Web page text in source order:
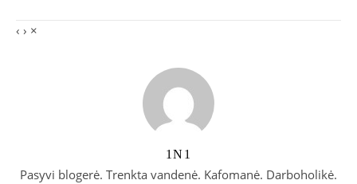
‹ › ×
1N1
Pasyvi blogerė. Trenkta vandenė. Kafomanė. Darboholikė.